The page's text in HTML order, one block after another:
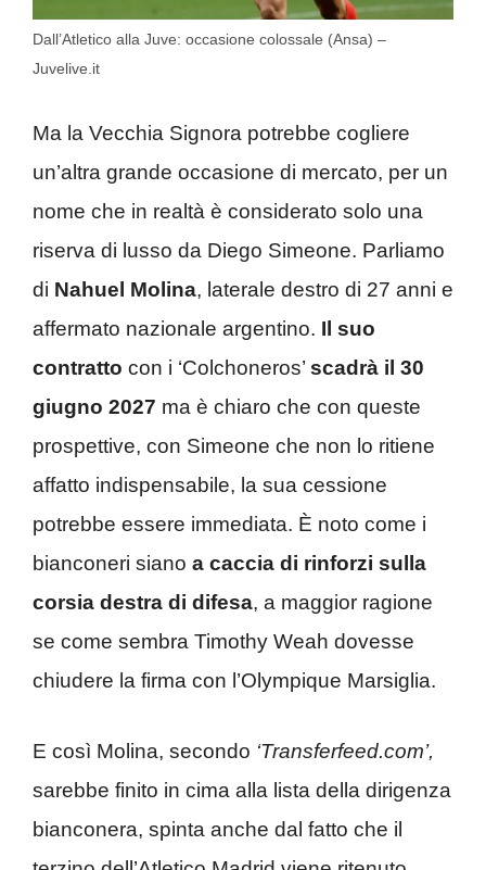
Dall’Atletico alla Juve: occasione colossale (Ansa) –
Juvelive.it
Ma la Vecchia Signora potrebbe cogliere
un’altra grande occasione di mercato, per un
nome che in realtà è considerato solo una
riserva di lusso da Diego Simeone. Parliamo
di Nahuel Molina, laterale destro di 27 anni e
affermato nazionale argentino. Il suo
contratto con i ‘Colchoneros’ scadrà il 30
giugno 2027 ma è chiaro che con queste
prospettive, con Simeone che non lo ritiene
affatto indispensabile, la sua cessione
potrebbe essere immediata. È noto come i
bianconeri siano a caccia di rinforzi sulla
corsia destra di difesa, a maggior ragione
se come sembra Timothy Weah dovesse
chiudere la firma con l’Olympique Marsiglia.
E così Molina, secondo ‘Transferfeed.com’,
sarebbe finito in cima alla lista della dirigenza
bianconera, spinta anche dal fatto che il